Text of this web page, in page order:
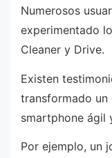
Numerosos
experimentado
Cleaner y Drive.
Existen
transformado
smartphone ágil
Por ejemplo, un